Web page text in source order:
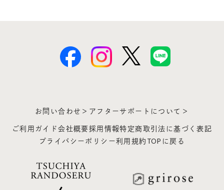
お問い合わせ＞ アフターサポートについて＞
ご利用ガイド会社概要採用情報特定商取引法に基づく表記
プライバシーポリシー利用規約 TOPに戻る